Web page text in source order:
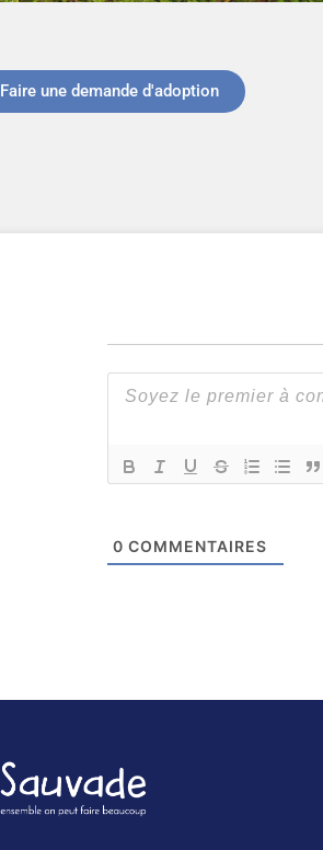
Faire une demande d'adoption
0 COMMENTAIRES